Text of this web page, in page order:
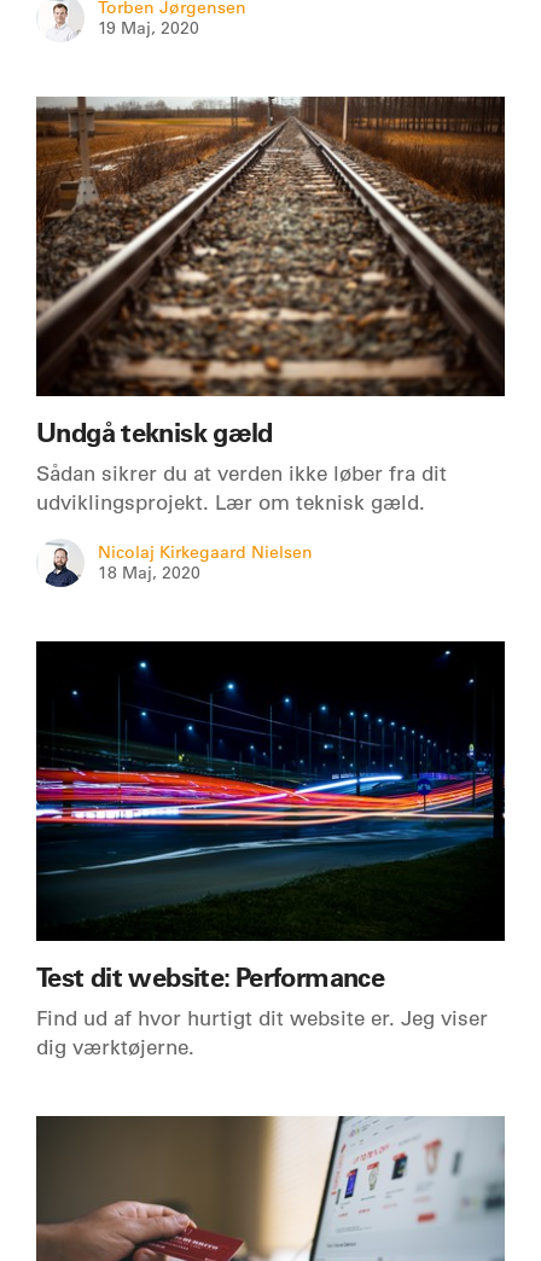
Torben Jørgensen
19 Maj, 2020
Undgå teknisk gæld
Sådan sikrer du at verden ikke løber fra dit
udviklingsprojekt. Lær om teknisk gæld.
Nicolaj Kirkegaard Nielsen
18 Maj, 2020
Test dit website: Performance
Find ud af hvor hurtigt dit website er. Jeg viser
dig værktøjerne.